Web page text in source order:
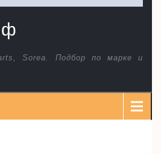
Sorea. Подбор по марке и